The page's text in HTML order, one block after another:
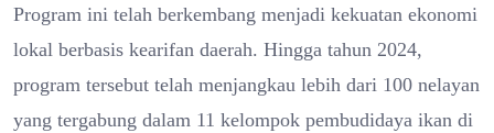
Program ini telah berkembang menjadi kekuatan ekonomi
lokal berbasis kearifan daerah. Hingga tahun 2024,
program tersebut telah menjangkau lebih dari 100 nelayan
yang tergabung dalam 11 kelompok pembudidaya ikan di